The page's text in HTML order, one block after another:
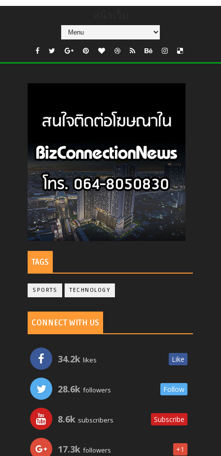
TAGS
SPORTS TECHNOLOGY
CONNECT WITH US
34.2k likes Like
28.6k followers Follow
8.6k subscribers Subscribe
17.3k followers +1